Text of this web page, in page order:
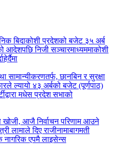
बिदाकोशी प्रदेशको बजेट ३५ अर्ब
कोशी
सामान्यीकरणतर्फ, छानबिन र सुरक्षा
ल्यायो ४३ अर्बको बजेट (पूर्णपाठ)
मधेस प्रदेश सभाको
खोजी, आजै निर्वाचन परिणाम आउने
लामाले दिए राजीनामाबागमती
नागरिक एपमै लाइसेन्स